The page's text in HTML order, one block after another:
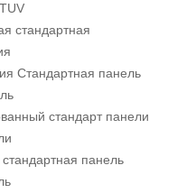
стандартная
Стандартная панель
стандарт панели
панель